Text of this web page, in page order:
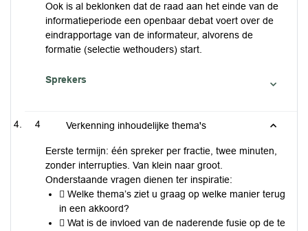
Ook is al beklonken dat de raad aan het einde van de
informatieperiode een openbaar debat voert over de
eindrapportage van de informateur, alvorens de
formatie (selectie wethouders) start.
Sprekers
4 Verkenning inhoudelijke thema's
Eerste termijn: één spreker per fractie, twee minuten,
zonder interrupties. Van klein naar groot.
Onderstaande vragen dienen ter inspiratie:
 Welke thema’s ziet u graag op welke manier terug
in een akkoord?
 Wat is de invloed van de naderende fusie op de te